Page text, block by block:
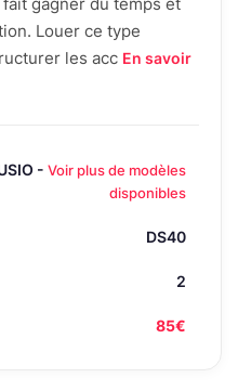
Louer ce type
les acc En savoir
- Voir plus de modèles
disponibles
DS40
2
85€